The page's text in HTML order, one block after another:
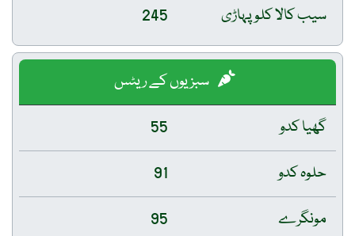
سیب کالا کلو پہاڑی
245
سبزیوں کے ریٹس
گھیا کدو
55
حلوہ کدو
91
مونگرے
95